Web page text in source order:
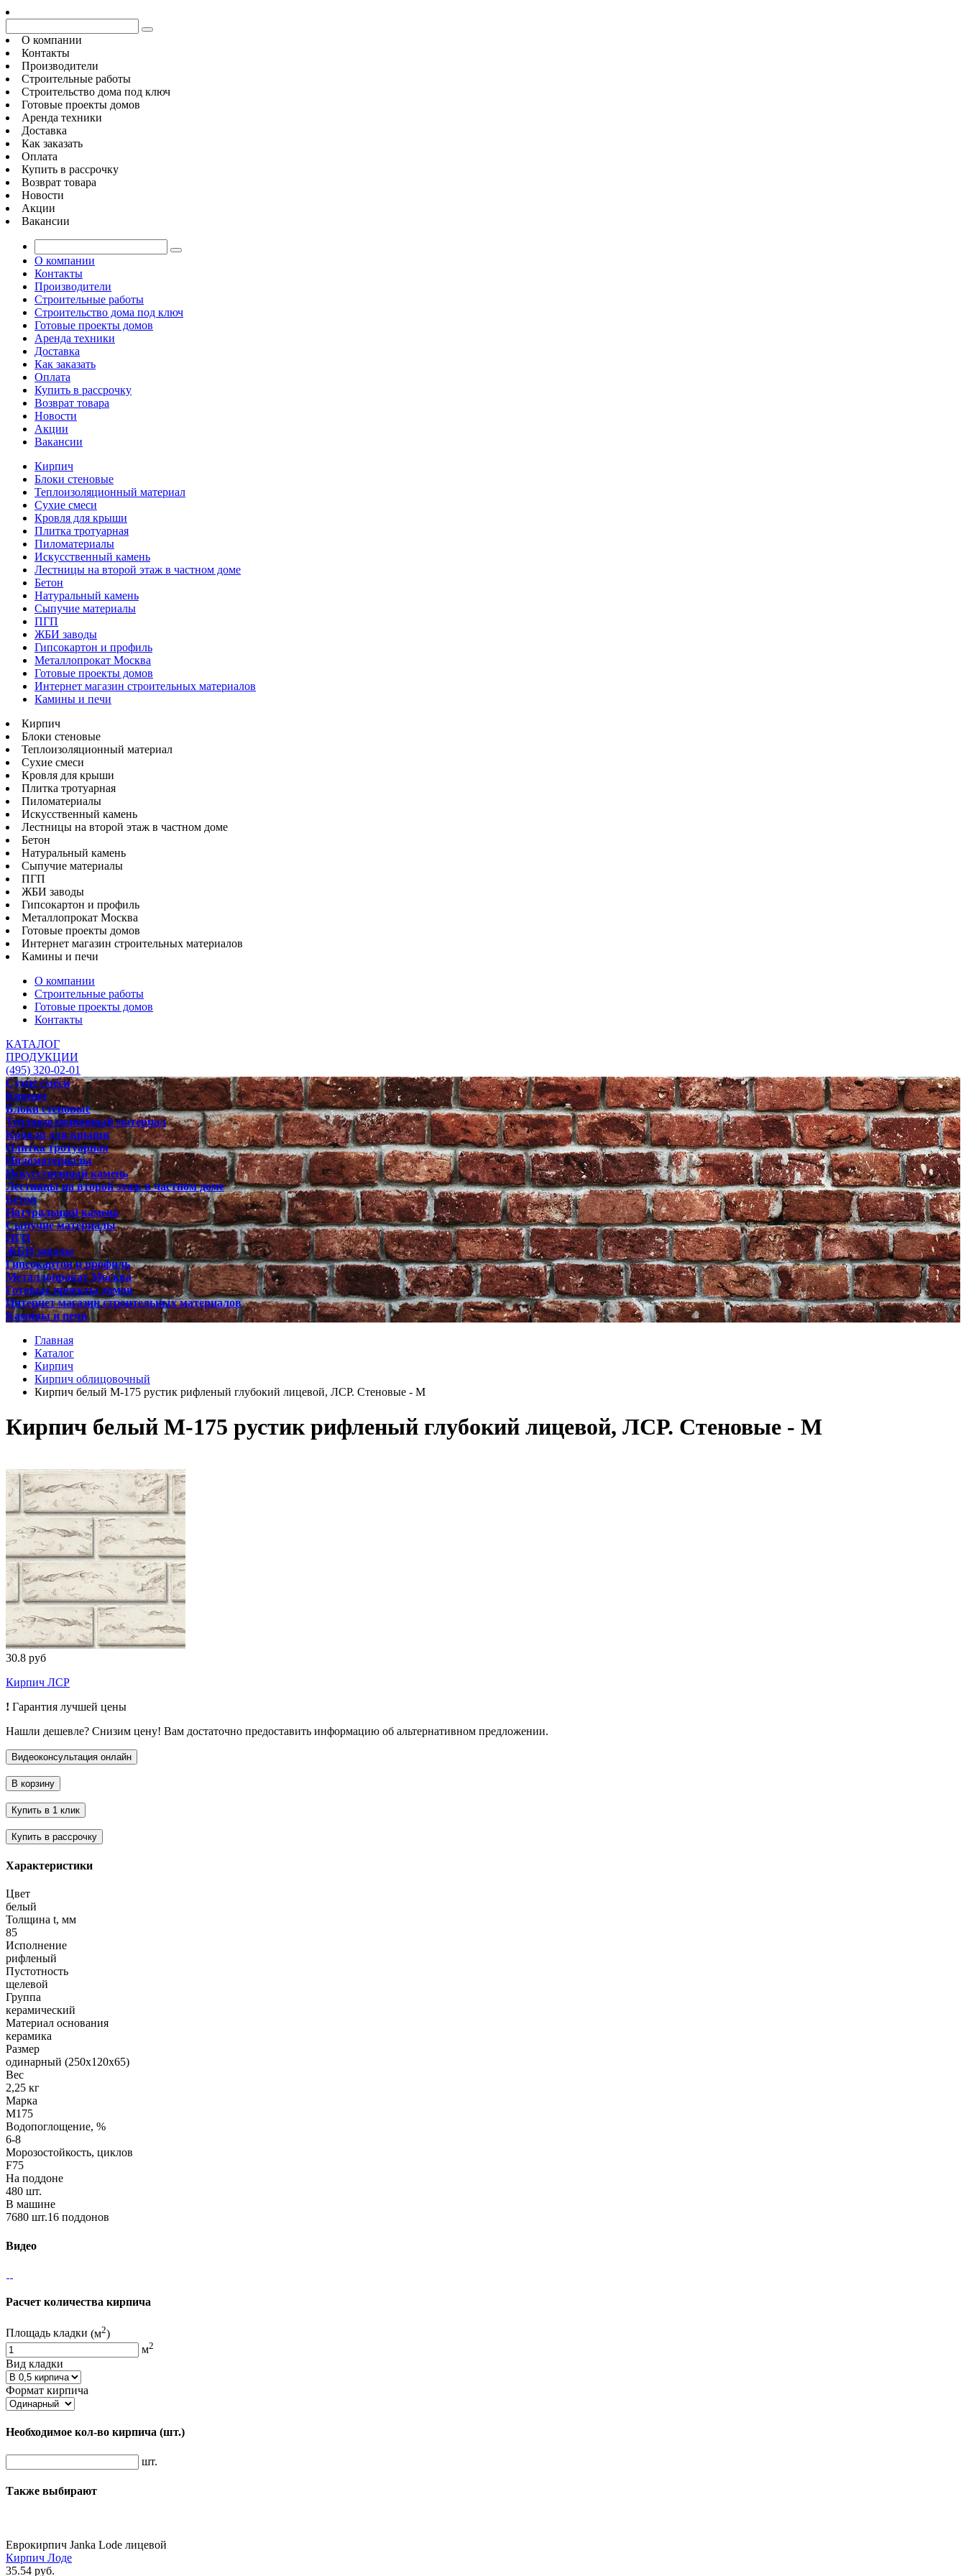
О компании
Контакты
Производители
Строительные работы
Строительство дома под ключ
Готовые проекты домов
Аренда техники
Доставка
Как заказать
Оплата
Купить в рассрочку
Возврат товара
Новости
Акции
Вакансии
О компании
Контакты
Производители
Строительные работы
Строительство дома под ключ
Готовые проекты домов
Аренда техники
Доставка
Как заказать
Оплата
Купить в рассрочку
Возврат товара
Новости
Акции
Вакансии
Кирпич
Блоки стеновые
Теплоизоляционный материал
Сухие смеси
Кровля для крыши
Плитка тротуарная
Пиломатериалы
Искусственный камень
Лестницы на второй этаж в частном доме
Бетон
Натуральный камень
Сыпучие материалы
ПГП
ЖБИ заводы
Гипсокартон и профиль
Металлопрокат Москва
Готовые проекты домов
Интернет магазин строительных материалов
Камины и печи
Кирпич
Блоки стеновые
Теплоизоляционный материал
Сухие смеси
Кровля для крыши
Плитка тротуарная
Пиломатериалы
Искусственный камень
Лестницы на второй этаж в частном доме
Бетон
Натуральный камень
Сыпучие материалы
ПГП
ЖБИ заводы
Гипсокартон и профиль
Металлопрокат Москва
Готовые проекты домов
Интернет магазин строительных материалов
Камины и печи
О компании
Строительные работы
Готовые проекты домов
Контакты
КАТАЛОГ
ПРОДУКЦИИ
(495) 320-02-01
Сухие смеси
Кирпич
Блоки стеновые
Теплоизоляционный материал
Кровля для крыши
Плитка тротуарная
Пиломатериалы
Искусственный камень
Лестницы на второй этаж в частном доме
Бетон
Натуральный камень
Сыпучие материалы
ПГП
ЖБИ заводы
Гипсокартон и профиль
Металлопрокат Москва
Готовые проекты домов
Интернет магазин строительных материалов
Камины и печи
Главная
Каталог
Кирпич
Кирпич облицовочный
Кирпич белый М-175 рустик рифленый глубокий лицевой, ЛСР. Стеновые - М
Кирпич белый М-175 рустик рифленый глубокий лицевой, ЛСР. Стеновые - М
30.8 руб
Кирпич ЛСР
! Гарантия лучшей цены
Нашли дешевле? Снизим цену! Вам достаточно предоставить информацию об альтернативном предложении.
Характеристики
Цвет
белый
Толщина t, мм
85
Исполнение
рифленый
Пустотность
щелевой
Группа
керамический
Материал основания
керамика
Размер
одинарный (250х120х65)
Вес
2,25 кг
Марка
М175
Водопоглощение, %
6-8
Морозостойкость, циклов
F75
На поддоне
480 шт.
В машине
7680 шт.16 поддонов
Видео
Расчет количества кирпича
Площадь кладки (м2)
м2
Вид кладки
Формат кирпича
Необходимое кол-во кирпича (шт.)
шт.
Также выбирают
Еврокирпич Janka Lode лицевой
Кирпич Лоде
35.54 руб.